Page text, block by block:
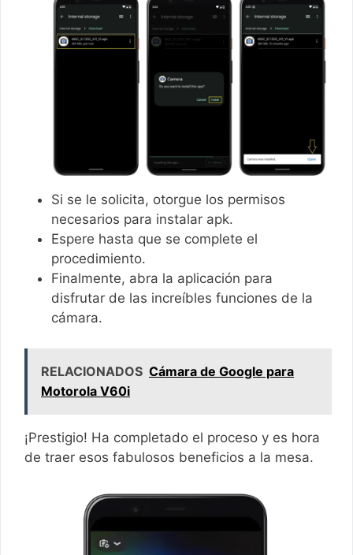
Si se le solicita, otorgue los permisos
necesarios para instalar apk.
Espere hasta que se complete el
procedimiento.
Finalmente, abra la aplicación para
disfrutar de las increíbles funciones de la
cámara.
RELACIONADOS Cámara de Google para
Motorola V60i
¡Prestigio! Ha completado el proceso y es hora
de traer esos fabulosos beneficios a la mesa.